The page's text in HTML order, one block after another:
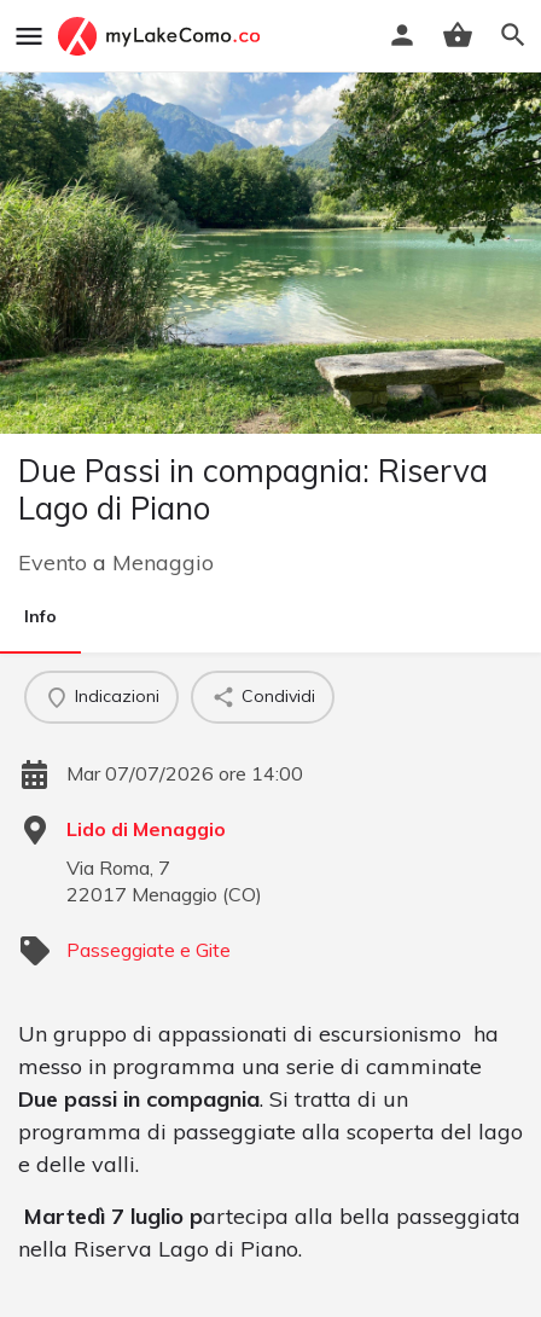
Due Passi in compagnia: Riserva
Lago di Piano
Evento a Menaggio
Info
Indicazioni Condividi
Mar 07/07/2026 ore 14:00
Lido di Menaggio
Via Roma, 7
22017 Menaggio (CO)
Passeggiate e Gite
Un gruppo di appassionati di escursionismo ha
messo in programma una serie di camminate
Due passi in compagnia. Si tratta di un
programma di passeggiate alla scoperta del lago
e delle valli.
Martedì 7 luglio partecipa alla bella passeggiata
nella Riserva Lago di Piano.